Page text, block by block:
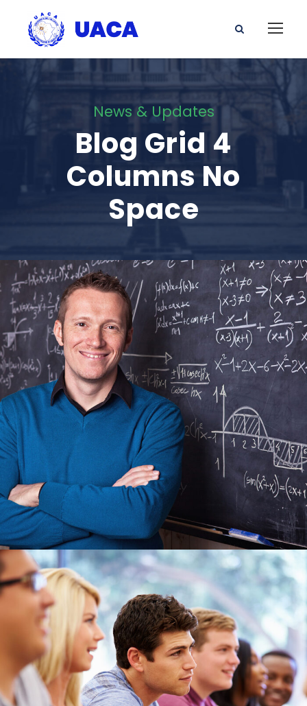
News & Updates
Blog Grid 4
Columns No
Space
6 JUIN 2016 ADMIN_UACA